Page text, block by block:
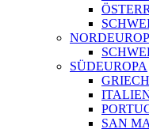
SÜDEUROPA
SAN